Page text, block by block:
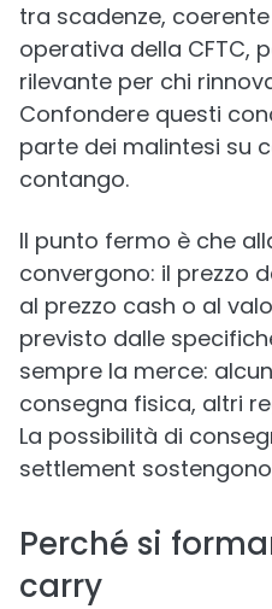
tra scadenze,
operativa della CFTC,
rilevante per chi
Confondere questi
parte dei malintesi su
contango.
Il punto fermo è che
convergono: il prezzo
al prezzo cash o al
previsto dalle
sempre la merce:
consegna fisica, altri
La possibilità di
settlement
Perché si
carry